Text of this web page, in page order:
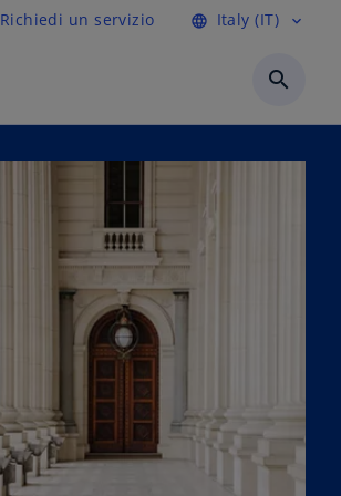
Richiedi un servizio language Italy (IT) expand_more
search